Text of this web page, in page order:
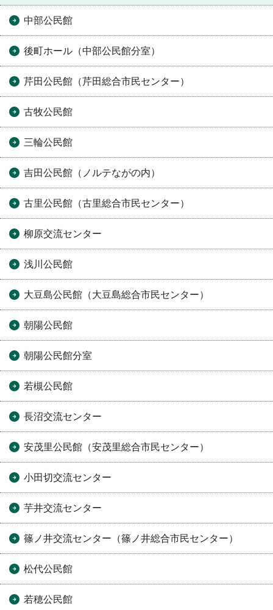
中部公民館
後町ホール（中部公民館分室）
芹田公民館（芹田総合市民センター）
古牧公民館
三輪公民館
吉田公民館（ノルテながの内）
古里公民館（古里総合市民センター）
柳原交流センター
浅川公民館
大豆島公民館（大豆島総合市民センター）
朝陽公民館
朝陽公民館分室
若槻公民館
長沼交流センター
安茂里公民館（安茂里総合市民センター）
小田切交流センター
芋井交流センター
篠ノ井交流センター（篠ノ井総合市民センター）
松代公民館
若穂公民館